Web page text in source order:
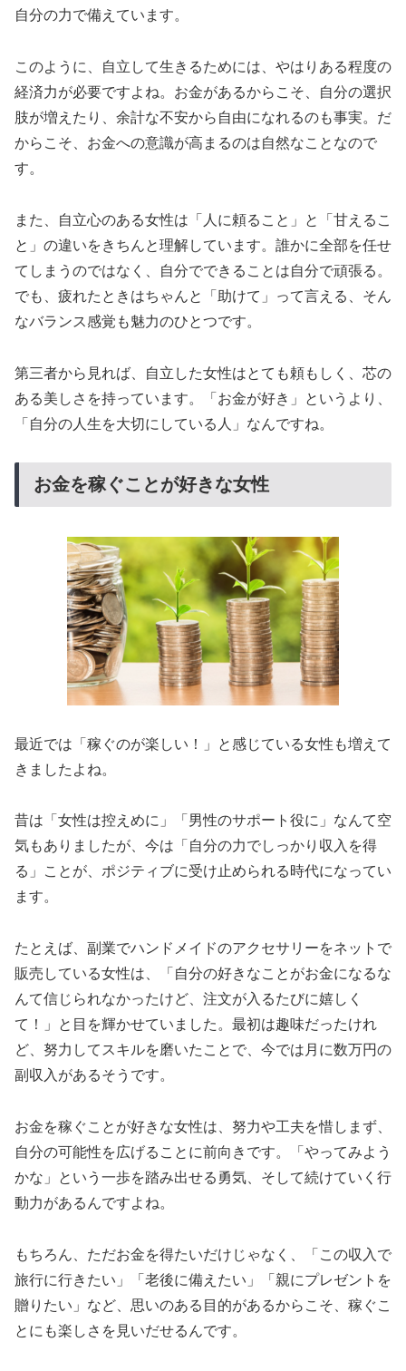
自分の力で備えています。
このように、自立して生きるためには、やはりある程度の
経済力が必要ですよね。お金があるからこそ、自分の選択
肢が増えたり、余計な不安から自由になれるのも事実。だ
からこそ、お金への意識が高まるのは自然なことなので
す。
また、自立心のある女性は「人に頼ること」と「甘えるこ
と」の違いをきちんと理解しています。誰かに全部を任せ
てしまうのではなく、自分でできることは自分で頑張る。
でも、疲れたときはちゃんと「助けて」って言える、そん
なバランス感覚も魅力のひとつです。
第三者から見れば、自立した女性はとても頼もしく、芯の
ある美しさを持っています。「お金が好き」というより、
「自分の人生を大切にしている人」なんですね。
お金を稼ぐことが好きな女性
最近では「稼ぐのが楽しい！」と感じている女性も増えて
きましたよね。
昔は「女性は控えめに」「男性のサポート役に」なんて空
気もありましたが、今は「自分の力でしっかり収入を得
る」ことが、ポジティブに受け止められる時代になってい
ます。
たとえば、副業でハンドメイドのアクセサリーをネットで
販売している女性は、「自分の好きなことがお金になるな
んて信じられなかったけど、注文が入るたびに嬉しく
て！」と目を輝かせていました。最初は趣味だったけれ
ど、努力してスキルを磨いたことで、今では月に数万円の
副収入があるそうです。
お金を稼ぐことが好きな女性は、努力や工夫を惜しまず、
自分の可能性を広げることに前向きです。「やってみよう
かな」という一歩を踏み出せる勇気、そして続けていく行
動力があるんですよね。
もちろん、ただお金を得たいだけじゃなく、「この収入で
旅行に行きたい」「老後に備えたい」「親にプレゼントを
贈りたい」など、思いのある目的があるからこそ、稼ぐこ
とにも楽しさを見いだせるんです。